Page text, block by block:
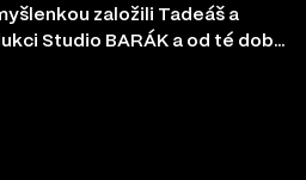
založili Tadeáš a
Studio BARÁK a od té doby